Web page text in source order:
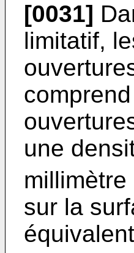
[0031]
limitatif,
une
millimètre
sur la